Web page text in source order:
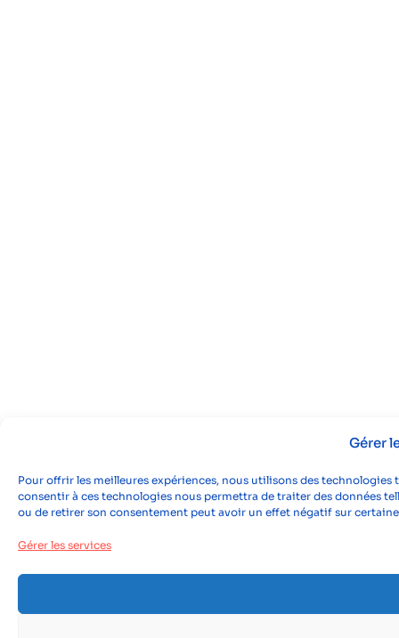
Gérer
Pour offrir les meilleures expériences, nous utilisons des
consentir à ces technologies nous permettra de traiter des données
ou de retirer son consentement peut avoir un effet négatif sur
Gérer les services